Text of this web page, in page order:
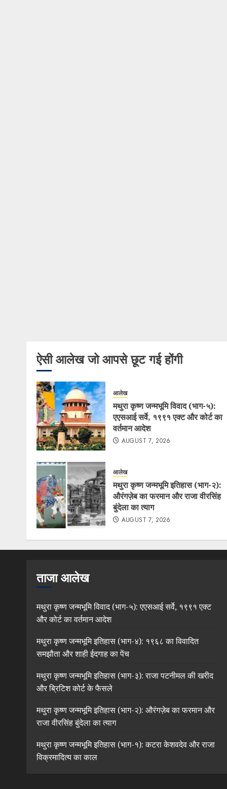
ऐसी आलेख जो आपसे छूट गई होंगी
आलेख
मथुरा कृष्ण जन्मभूमि विवाद (भाग-५):
एएसआई सर्वे, १९९१ एक्ट और कोर्ट का
वर्तमान आदेश
AUGUST 7, 2026
आलेख
मथुरा कृष्ण जन्मभूमि इतिहास (भाग-२):
औरंगज़ेब का फरमान और राजा वीरसिंह
बुंदेला का त्याग
AUGUST 7, 2026
ताजा आलेख
मथुरा कृष्ण जन्मभूमि विवाद (भाग-५): एएसआई सर्वे, १९९१ एक्ट
और कोर्ट का वर्तमान आदेश
मथुरा कृष्ण जन्मभूमि इतिहास (भाग-४): १९६८ का विवादित
समझौता और शाही ईदगाह का पेंच
मथुरा कृष्ण जन्मभूमि इतिहास (भाग-३): राजा पटनीमल की खरीद
और ब्रिटिश कोर्ट के फैसले
मथुरा कृष्ण जन्मभूमि इतिहास (भाग-२): औरंगज़ेब का फरमान और
राजा वीरसिंह बुंदेला का त्याग
मथुरा कृष्ण जन्मभूमि इतिहास (भाग-१): कटरा केशवदेव और राजा
विक्रमादित्य का काल